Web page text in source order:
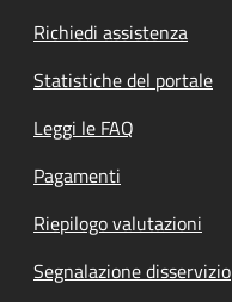
Richiedi assistenza
Statistiche del portale
Leggi le FAQ
Pagamenti
Riepilogo valutazioni
Segnalazione disservizio